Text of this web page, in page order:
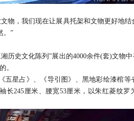
，我们现在让展具托架和文物更好地结
。”
文化陈列”展出的4000余件(套)文物中
。
星占》、《导引图》、黑地彩绘漆棺等
长245厘米、腰宽53厘米，以朱红菱纹罗